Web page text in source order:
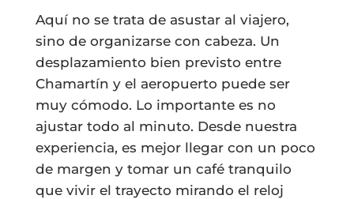
Aquí no se trata de asustar al viajero,
sino de organizarse con cabeza. Un
desplazamiento bien previsto entre
Chamartín y el aeropuerto puede ser
muy cómodo. Lo importante es no
ajustar todo al minuto. Desde nuestra
experiencia, es mejor llegar con un poco
de margen y tomar un café tranquilo
que vivir el trayecto mirando el reloj